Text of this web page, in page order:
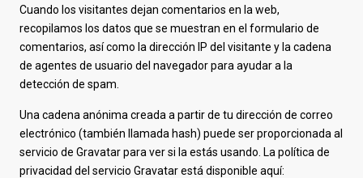
Cuando los visitantes dejan comentarios en la web,
recopilamos los datos que se muestran en el formulario de
comentarios, así como la dirección IP del visitante y la cadena
de agentes de usuario del navegador para ayudar a la
detección de spam.
Una cadena anónima creada a partir de tu dirección de correo
electrónico (también llamada hash) puede ser proporcionada al
servicio de Gravatar para ver si la estás usando. La política de
privacidad del servicio Gravatar está disponible aquí: